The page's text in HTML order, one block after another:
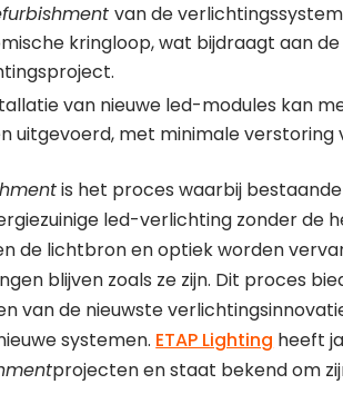
van de
kringloop, wat bijdraagt aan
van nieuwe led-modules kan
uitgevoerd, met minimale verstoring
is het proces waarbij
led-verlichting zonder de
de lichtbron en optiek worden
blijven zoals ze zijn. Dit proces
van de nieuwste
systemen. ETAP Lighting heeft
projecten en staat bekend om